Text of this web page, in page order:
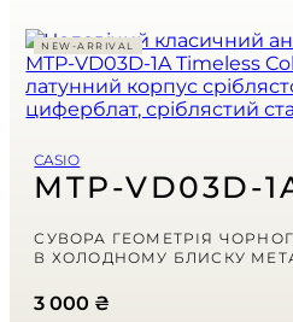
Назва*
Email*
моїх подальших коментарів.
Ваш відгук
NEW-ARRIVAL
CASIO
MTP-VD03D-
СУВОРА ГЕОМЕТРІЯ
В ХОЛОДНОМУ БЛИСКУ
3 000 ₴